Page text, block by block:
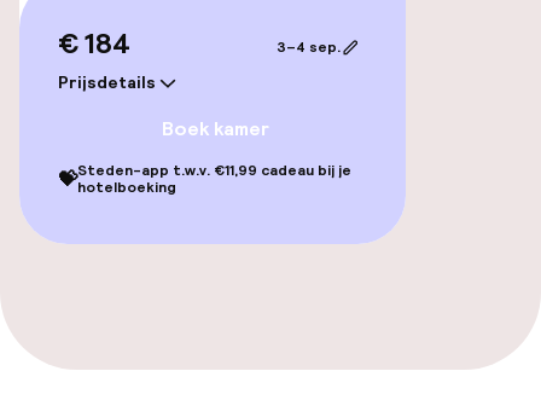
Voor toegankelijkheid
Entertainment
Betaalde wifi
€ 184
Prijsdetails
3–4 sep.
Boek kamer
💝Steden-app t.w.v. €11,99 cadeau bij je
hotelboeking